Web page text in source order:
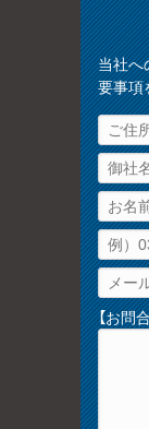
当社へ
要事項
【お問